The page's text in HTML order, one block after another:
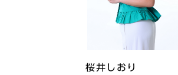
桜井しおり